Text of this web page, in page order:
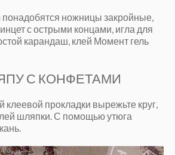
понадобятся ножницы закройные,
с острыми концами, игла для
карандаш, клей Момент гель
С КОНФЕТАМИ
клеевой прокладки вырежьте круг,
шляпки. С помощью утюга